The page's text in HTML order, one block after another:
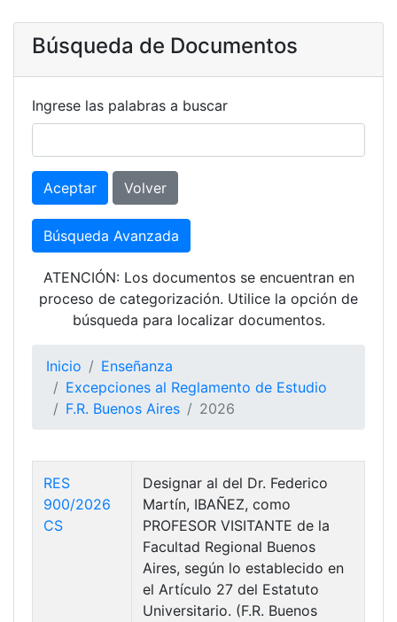
Búsqueda de Documentos
Ingrese las palabras a buscar
Aceptar Volver
Búsqueda Avanzada
ATENCIÓN: Los documentos se encuentran en
proceso de categorización. Utilice la opción de
búsqueda para localizar documentos.
Inicio
Enseñanza
Excepciones al Reglamento de Estudio
F.R. Buenos Aires
2026
RES
900/2026
CS
Designar al del Dr. Federico
Martín, IBAÑEZ, como
PROFESOR VISITANTE de la
Facultad Regional Buenos
Aires, según lo establecido en
el Artículo 27 del Estatuto
Universitario. (F.R. Buenos